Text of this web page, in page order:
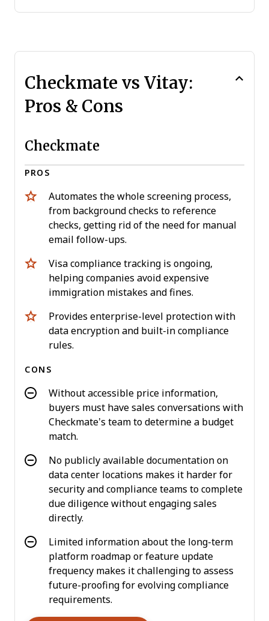
Checkmate vs Vitay:
Pros & Cons
Checkmate
PROS
Automates the whole screening process,
from background checks to reference
checks, getting rid of the need for manual
email follow-ups.
Visa compliance tracking is ongoing,
helping companies avoid expensive
immigration mistakes and fines.
Provides enterprise-level protection with
data encryption and built-in compliance
rules.
CONS
Without accessible price information,
buyers must have sales conversations with
Checkmate’s team to determine a budget
match.
No publicly available documentation on
data center locations makes it harder for
security and compliance teams to complete
due diligence without engaging sales
directly.
Limited information about the long-term
platform roadmap or feature update
frequency makes it challenging to assess
future-proofing for evolving compliance
requirements.